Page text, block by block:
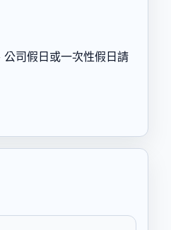
司假日或一次性假日請